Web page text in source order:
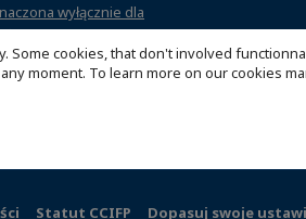
cookies, that don't involved
moment. To learn more on our cookies
wyłącznie dla
.
Statut CCIFP Dopasuj swoje